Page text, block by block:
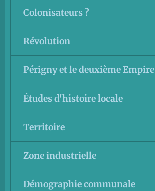
Colonisateurs ?
Révolution
Périgny et le deuxième Empire
Études d'histoire locale
Territoire
Zone industrielle
Démographie communale